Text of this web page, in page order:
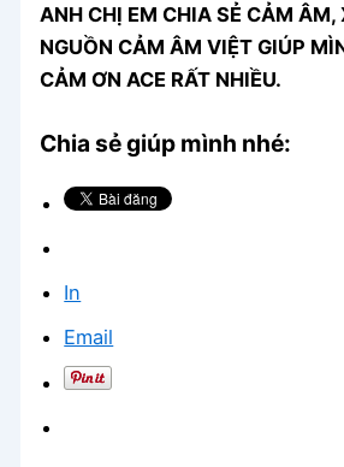
ANH CHỊ EM CHIA SẺ CẢM ÂM,
NGUỒN CẢM ÂM VIỆT GIÚP
CẢM ƠN ACE RẤT NHIỀU.
Chia sẻ giúp mình nhé:
In
Email